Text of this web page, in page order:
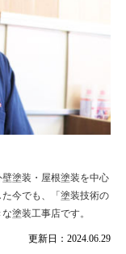
更新日：2024.06.29
塗装・屋根塗装を中心
今でも、「塗装技術の
塗装工事店です。